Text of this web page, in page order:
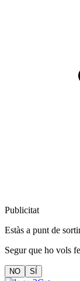
Publicitat
Estàs a punt de
Segur que ho vols
NO SÍ